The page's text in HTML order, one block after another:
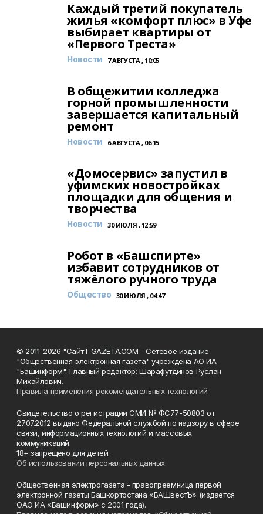
Каждый третий покупатель
жилья «комфорт плюс» в Уфе
выбирает квартиры от
«Первого Треста»
Новости 7 АВГУСТА , 10:05
В общежитии колледжа
горной промышленности
завершается капитальный
ремонт
Новости 6 АВГУСТА , 06:15
«Домосервис» запустил в
уфимских новостройках
площадки для общения и
творчества
Новости 30 ИЮЛЯ , 12:59
Робот в «Башспирте»
избавит сотрудников от
тяжёлого ручного труда
Общество 30 ИЮЛЯ , 04:47
© 2011-2026 "Сайт I-GAZETA.COM - Сетевое издание
"Общественная электронная газета" учреждена АО ИА
"Башинформ". Главный редактор: Шарафутдинов Руслан
Михайлович.
Правила применения рекомендательных технологий
Свидетельство о регистрации СМИ № ФС77-50803 от
27.07.2012 выдано Федеральной службой по надзору в сфере
связи, информационных технологий и массовых
коммуникаций.
18+ запрещено для детей.
Об использовании персональных данных
Общественная электрогазета - правопреемница первой
электронной газеты Башкортостана «БАШвестЪ» (издается
ОАО ИА «Башинформ» с 2001 года).